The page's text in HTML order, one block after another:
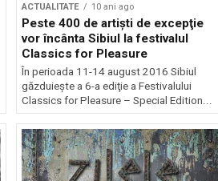
ACTUALITATE 10 ani ago
Peste 400 de artişti de excepţie
vor încânta Sibiul la festivalul
Classics for Pleasure
În perioada 11-14 august 2016 Sibiul
găzduieşte a 6-a ediţie a Festivalului
Classics for Pleasure – Special Edition...